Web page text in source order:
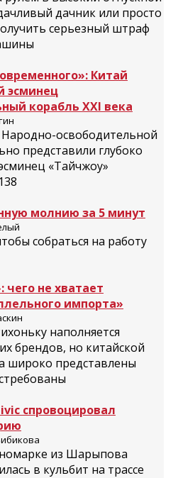
дачник или просто
серьезный штраф
Китай
эсминец
корабль XXI века
освободительной
представили глубоко
«Тайчжоу»
молнию за 5 минут
собраться на работу
не хватает
импорта»
наполняется
брендов, но китайской
широко представлены
спровоцировал
из Шарыпова
в кульбит на трассе